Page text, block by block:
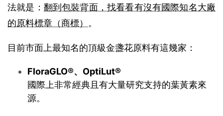
法就是： 翻到包裝背面，找看看有沒有國際知名大廠
的原料標章（商標） 。
目前市面上最知名的頂級金盞花原料有這幾家：
FloraGLO®、OptiLut®
國際上非常經典且有大量研究支持的葉黃素來
源。